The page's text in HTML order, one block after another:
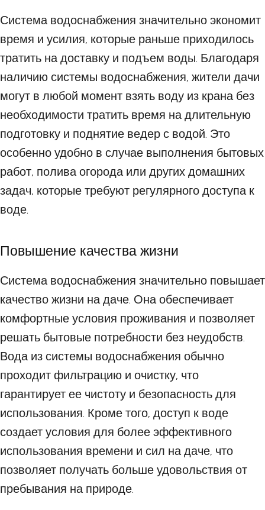
Система водоснабжения значительно экономит
время и усилия, которые раньше приходилось
тратить на доставку и подъем воды. Благодаря
наличию системы водоснабжения, жители дачи
могут в любой момент взять воду из крана без
необходимости тратить время на длительную
подготовку и поднятие ведер с водой. Это
особенно удобно в случае выполнения бытовых
работ, полива огорода или других домашних
задач, которые требуют регулярного доступа к
воде.
Повышение качества жизни
Система водоснабжения значительно повышает
качество жизни на даче. Она обеспечивает
комфортные условия проживания и позволяет
решать бытовые потребности без неудобств.
Вода из системы водоснабжения обычно
проходит фильтрацию и очистку, что
гарантирует ее чистоту и безопасность для
использования. Кроме того, доступ к воде
создает условия для более эффективного
использования времени и сил на даче, что
позволяет получать больше удовольствия от
пребывания на природе.